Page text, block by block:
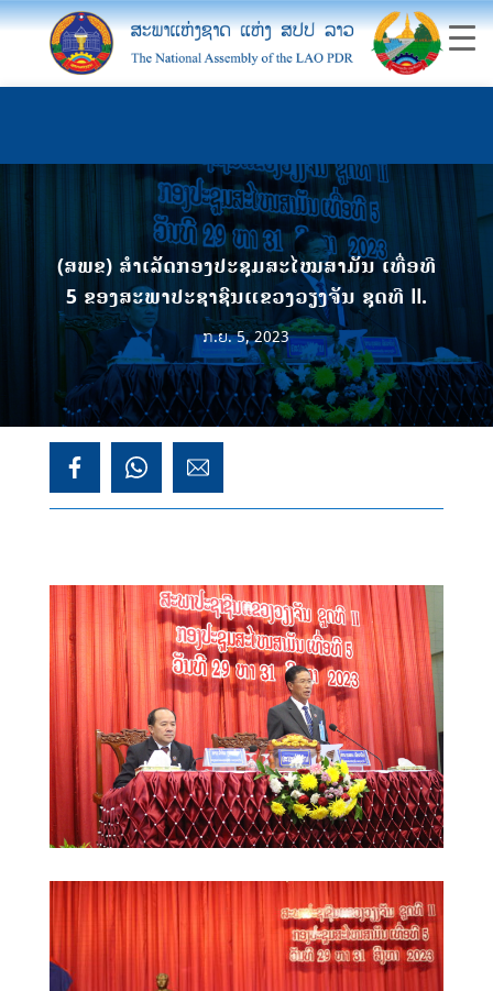
(ສພຂ) ສໍາເລັດກອງປະຊຸມສະໄໝສາມັນ ເທື່ອທີ
5 ຂອງສະພາປະຊາຊົນແຂວງວຽງຈັນ ຊຸດທີ II.
ກ.ຍ. 5, 2023